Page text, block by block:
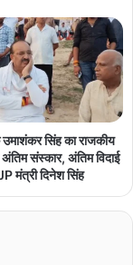
सिंह का राजकीय
संस्कार, अंतिम विदाई
मंत्री दिनेश सिंह